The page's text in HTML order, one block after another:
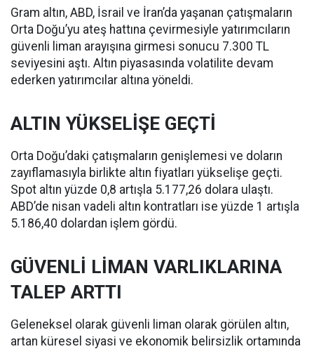
Gram altın, ABD, İsrail ve İran’da yaşanan çatışmaların
Orta Doğu’yu ateş hattına çevirmesiyle yatırımcıların
güvenli liman arayışına girmesi sonucu 7.300 TL
seviyesini aştı. Altın piyasasında volatilite devam
ederken yatırımcılar altına yöneldi.
ALTIN YÜKSELİŞE GEÇTİ
Orta Doğu’daki çatışmaların genişlemesi ve doların
zayıflamasıyla birlikte altın fiyatları yükselişe geçti.
Spot altın yüzde 0,8 artışla 5.177,26 dolara ulaştı.
ABD’de nisan vadeli altın kontratları ise yüzde 1 artışla
5.186,40 dolardan işlem gördü.
GÜVENLİ LİMAN VARLIKLARINA
TALEP ARTTI
Geleneksel olarak güvenli liman olarak görülen altın,
artan küresel siyasi ve ekonomik belirsizlik ortamında